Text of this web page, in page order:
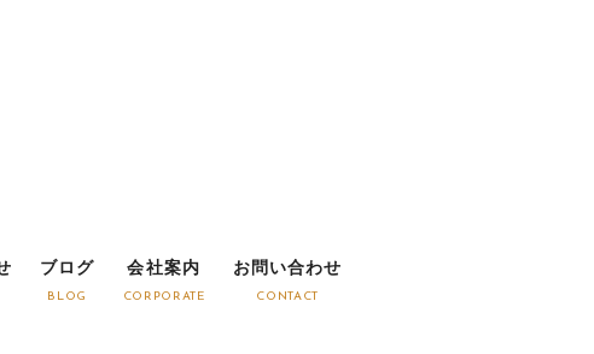
ブログ
BLOG
会社案内
CORPORATE
お問い合わせ
CONTACT